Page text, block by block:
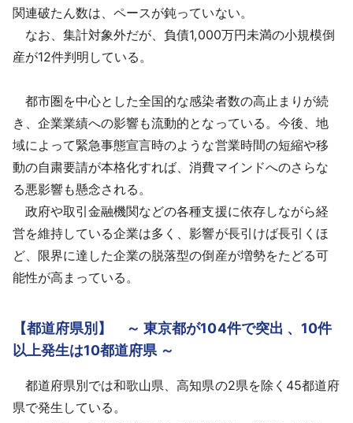
関連破たん数は、ペースが鈍っていない。
なお、集計対象外だが、負債1,000万円未満の小規模倒
産が12件判明している。
都市圏を中心とした全国的な感染者数の高止まりが続
き、企業業績への影響も流動的となっている。今後、地
域によって緊急事態宣言時のような営業時間の短縮や移
動の自粛要請が本格化すれば、消費マインドへのさらな
る悪影響も懸念される。
政府や取引金融機関などの各種支援に依存しながら経
営を維持している企業は多く、影響が長引けば長引くほ
ど、限界に達した企業の脱落型の倒産が増勢をたどる可
能性が高まっている。
【都道府県別】 ～ 東京都が104件で突出 、10件
以上発生は10都道府県 ～
都道府県別では和歌山県、高知県の2県を除く45都道府
県で発生している。